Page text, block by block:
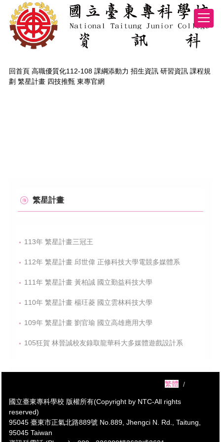
到
主
區
回首頁 高職優質化112-108 課綱添動力 招生資訊 研習資訊 課程規
劃 繁星計畫 四技推甄 東專官網
繁星計畫
113年 繁星計畫三冠王
112年 繁星計畫 邱世偉 正修科技大學電競多媒體系
111年 繁星計畫 黃柏誠 國立勤益科技大學
110年 繁星計畫 楊玨菱 國立雲林科技大學
109年 繁星計畫 劉官瑜 國立高雄應用大學
105狂賀 林晉誠校友錄取龍華科大多媒體遊戲設計系
繁體
國立臺東專科學校 版權所有(Copyright by NTC-All rights
reserved)
95045 臺東市正氣北路889號 No.889, Jhengci N. Rd., Taitung,
95045 Taiwan